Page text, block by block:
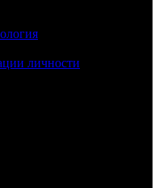
личности